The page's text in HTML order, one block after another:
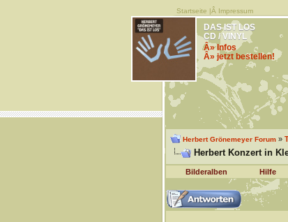
Startseite |Â Impressum
DAS IST LOS
CD / VINYL
Â» Infos
Â» jetzt bestellen!
Herbert Grönemeyer Forum»
Herbert Konzert in
Bilderalben Hilfe